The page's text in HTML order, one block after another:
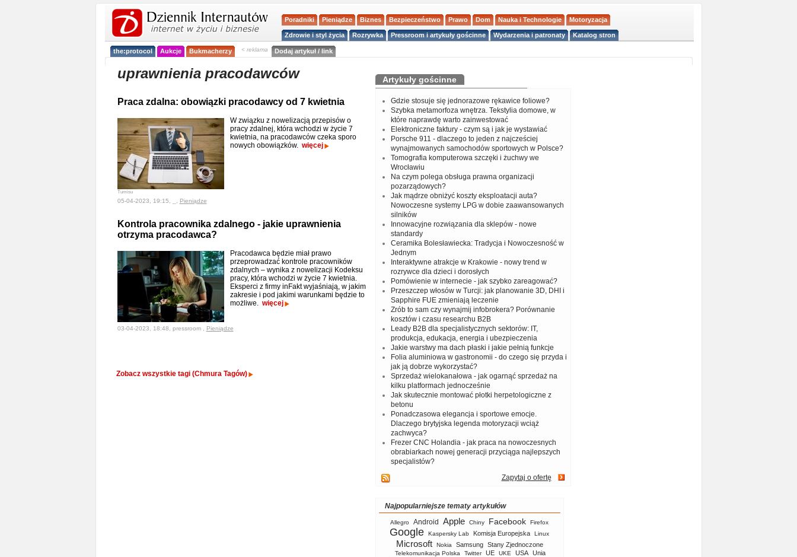
Poradniki Pieniądze Biznes Bezpieczeństwo Prawo Dom Nauka i Technologie Motoryzacja
Zdrowie i styl życia Rozrywka Pressroom i artykuły gościnne Wydarzenia i patronaty Katalog stron
the:protocol Aukcje Bukmacherzy < reklama Dodaj artykuł / link
uprawnienia pracodawców
Praca zdalna: obowiązki pracodawcy od 7 kwietnia
Tumisu
W związku z nowelizacją przepisów o
pracy zdalnej, która wchodzi w życie 7
kwietnia, na pracodawców czeka sporo
nowych obowiązków. więcej
05-04-2023, 19:15, _, Pieniądze
Kontrola pracownika zdalnego - jakie uprawnienia
otrzyma pracodawca?
Pracodawca będzie miał prawo
przeprowadzać kontrole pracowników
zdalnych – wynika z nowelizacji Kodeksu
pracy, która wchodzi w życie 7 kwietnia.
Eksperci z firmy inFakt wyjaśniają, w jakim
zakresie i pod jakimi warunkami będzie to
możliwe. więcej
03-04-2023, 18:48, pressroom , Pieniądze
Zobacz wszystkie tagi (Chmura Tagów)
Artykuły gościnne
Gdzie stosuje się jednorazowe rękawice foliowe?
Szybka metamorfoza wnętrza. Tekstylia domowe, w
które naprawdę warto zainwestować
Elektroniczne faktury - czym są i jak je wystawiać
Porsche 911 - dlaczego to jeden z najcześciej
wynajmowanych samochodów sportowych w Polsce?
Tomografia komputerowa szczęki i żuchwy we
Wrocławiu
Na czym polega obsługa prawna organizacji
pozarządowych?
Jak mądrze obniżyć koszty eksploatacji auta?
Nowoczesne systemy LPG w dobie zaawansowanych
silników
Innowacyjne rozwiązania dla sklepów - nowe
standardy
Ceramika Bolesławiecka: Tradycja i Nowoczesność w
Jednym
Interaktywne atrakcje w Krakowie - nowy trend w
rozrywce dla dzieci i dorosłych
Pomówienie w internecie - jak szybko zareagować?
Przeszczep włosów w Turcji: jak planowanie 3D, DHI i
Sapphire FUE zmieniają leczenie
Zrób to sam czy wynajmij infobrokera? Porównanie
kosztów i czasu researchu B2B
Leady B2B dla specjalistycznych sektorów: IT,
produkcja, edukacja, energia i ubezpieczenia
Jakie warstwy ma dach płaski i jakie pełnią funkcje
Folia aluminiowa w gastronomii - do czego się przyda i
jak ją dobrze wykorzystać?
Sprzedaż wielokanałowa - jak ogarnąć sprzedaż na
kilku platformach jednocześnie
Jak skutecznie montować płotki herpetologiczne z
betonu
Ponadczasowa elegancja i sportowe emocje.
Dlaczego brytyjska legenda motoryzacji wciąż
zachwyca?
Frezer CNC Holandia - jak praca na nowoczesnych
obrabiarkach nowej generacji przyciąga najlepszych
specjalistów?
Zapytaj o ofertę
Najpopularniejsze tematy artykułów
Allegro Android Apple Chiny Facebook Firefox
Google Kaspersky Lab Komisja Europejska Linux
Microsoft Nokia Samsung Stany Zjednoczone
Telekomunikacja Polska Twitter UE UKE USA
Unia